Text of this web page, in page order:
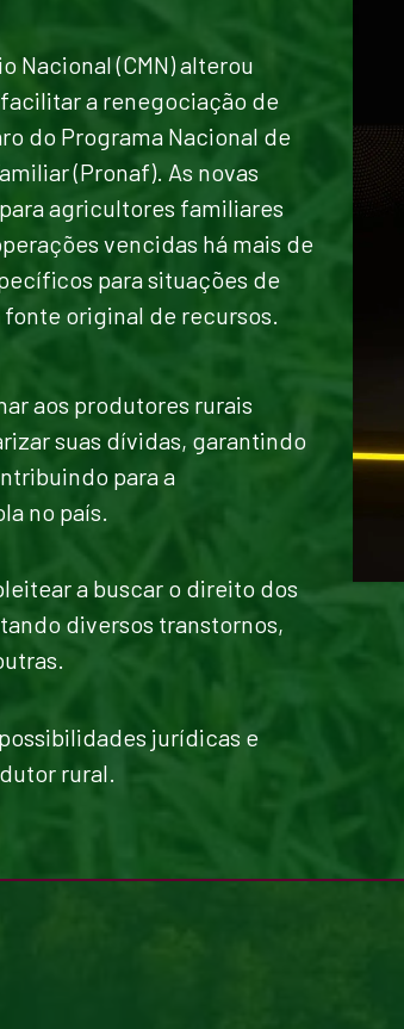
Nacional (CMN) alterou
a renegociação de
do Programa Nacional de
(Pronaf). As novas
agricultores familiares
vencidas há mais de
para situações de
original de recursos.
aos produtores rurais
suas dívidas, garantindo
para a
no país.
a buscar o direito dos
diversos transtornos,
jurídicas e
rural.